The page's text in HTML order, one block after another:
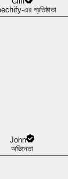
এর প্রতিষ্ঠাতা
John
অভিনেতা